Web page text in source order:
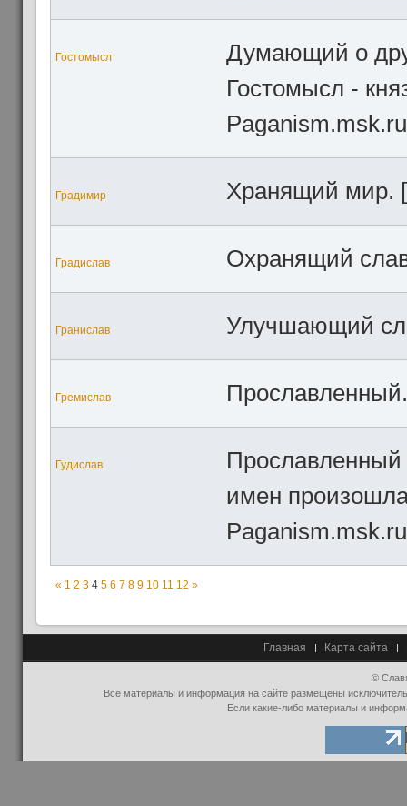
Гостомысл
Думающий о
Гостомысл -
Градимир Хранящий мир.
Градислав Охранящий
Гранислав Улучшающий
Гремислав
Гудислав
Прославленный
имен
« 1 2 3 4 5 6 7 8 9 10 11 12 »
Главная Карта сайта
©
Все материалы и информация на сайте размещены
Если какие-либо материалы и